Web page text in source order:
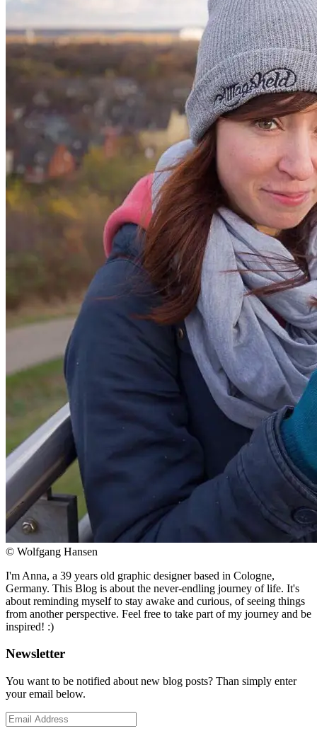
© Wolfgang Hansen
I'm Anna, a 39 years old graphic designer based in Cologne,
Germany. This Blog is about the never-endling journey of life. It's
about reminding myself to stay awake and curious, of seeing things
from another perspective. Feel free to take part of my journey and be
inspired! :)
Newsletter
You want to be notified about new blog posts? Than simply enter
your email below.
Email
Address